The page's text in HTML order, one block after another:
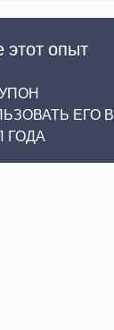
этот опыт
ЕГО В
ГОДА